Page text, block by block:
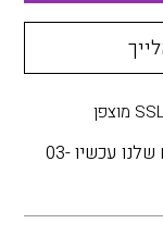
דברו עם יועצי התכשיטים שלנו עכשיו 03-